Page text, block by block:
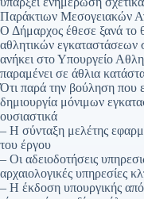
Παράκτιων Μεσογειακών
Ο Δήμαρχος έθεσε ξανά το
αθλητικών
ανήκει στο Υπουργείο
παραμένει σε άθλια
Ότι παρά την βούληση που
δημιουργία μόνιμων
ουσιαστικά
– Η σύνταξη μελέτης
του έργου
– Οι αδειοδοτήσεις
αρχαιολογικές υπηρεσίες
– Η έκδοση υπουργικής